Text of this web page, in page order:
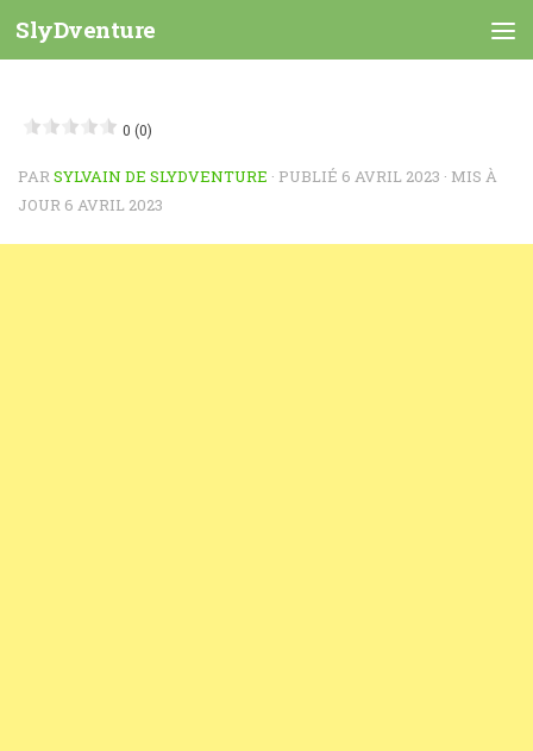
Skip to content
SlyDventure
0 (0)
PARSYLVAIN DE SLYDVENTURE · PUBLIÉ 6 AVRIL 2023 · MIS À
JOUR 6 AVRIL 2023